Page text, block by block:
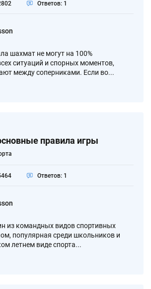
Ответов: 1
шахмат не могут на 100%
ситуаций и спорных моментов,
между соперниками. Если во...
правила игры
Ответов: 1
из командных видов спортивных
популярная среди школьников и
летнем виде спорта...